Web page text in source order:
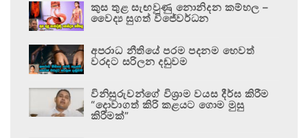
කුස තුළ සැඟවුණු නොනිදන කම්හල –
වෛද්‍ය සුගත් විජේවර්ධන
අපරාධ නීතියේ පරම පදනම හෙවත්
වරදට සරිලන දඬුවම
විනිසුරුවන්ගේ විශ්‍රාම වයස දීර්ඝ කිරීම
“දොවාගත් කිරි කළයට ගොම මුසු
කිරීමක්”